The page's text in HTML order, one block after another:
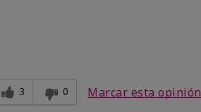
3 0 Marcar esta opinión